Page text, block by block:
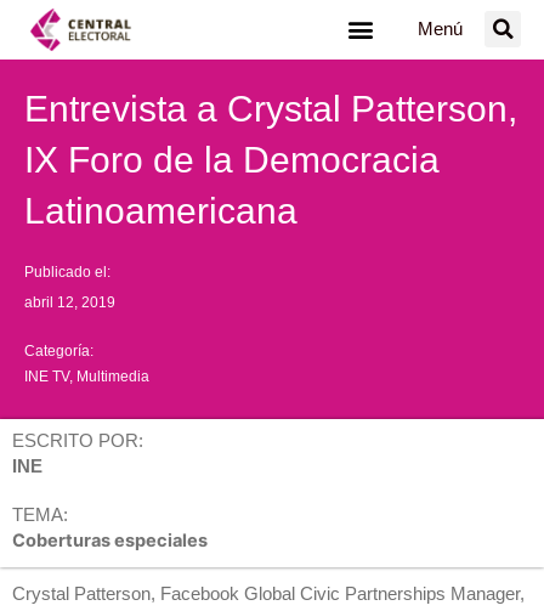
Menú
Entrevista a Crystal Patterson,
IX Foro de la Democracia
Latinoamericana
Publicado el:
abril 12, 2019
Categoría:
INE TV, Multimedia
ESCRITO POR:
INE
TEMA:
Coberturas especiales
Crystal Patterson, Facebook Global Civic Partnerships Manager,